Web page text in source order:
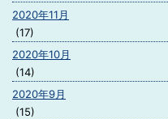
2020年11月
(17)
2020年10月
(14)
2020年9月
(15)